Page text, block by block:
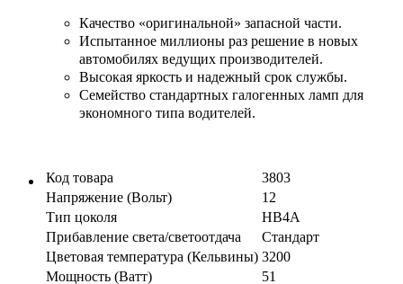
Качество «оригинальной» запасной части.
Испытанное миллионы раз решение в новых
автомобилях ведущих производителей.
Высокая яркость и надежный срок службы.
Семейство стандартных галогенных ламп для
экономного типа водителей.
Код товара
3803
Напряжение (Вольт)
12
Тип цоколя
HB4A
Прибавление света/светоотдача
Стандарт
Цветовая температура (Кельвины) 3200
Мощность (Ватт)
51